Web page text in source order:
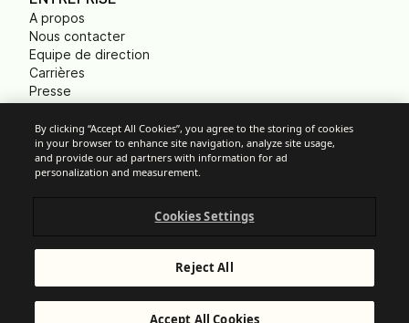
A propos
Nous contacter
Equipe de direction
Carrières
Presse
Empreinte carbone
ONG
Paramètres des cookies
Protection des données
Conditions Générales de Services
© Brevo 2025. Tous droits réservés.
By clicking “Accept All Cookies”, you agree to the storing of cookies
in your browser to enhance site navigation, analyze site usage,
and provide our ad partners with information for ad
personalization and measurement.
Cookies Settings
Reject All
Accept All Cookies